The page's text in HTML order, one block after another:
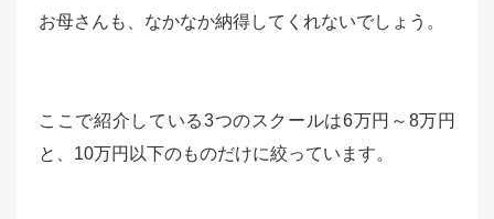
お母さんも、なかなか納得してくれないでしょう。
ここで紹介している3つのスクールは6万円～8万円
と、10万円以下のものだけに絞っています。